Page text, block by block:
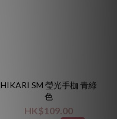
HIKARI SM 瑩光手枷 青綠
色
HK$109.00